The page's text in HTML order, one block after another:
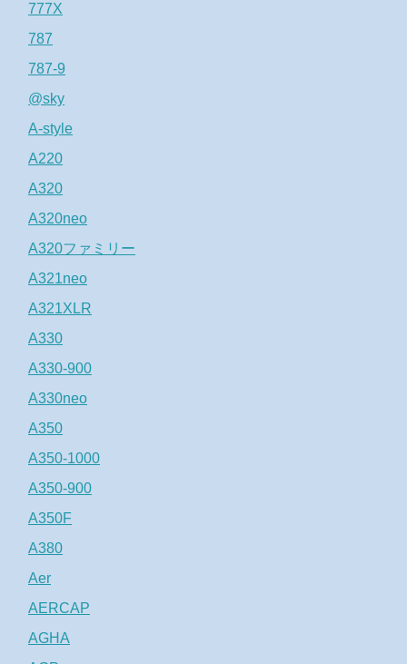
777X
787
787-9
@sky
A-style
A220
A320
A320neo
A320ファミリー
A321neo
A321XLR
A330
A330-900
A330neo
A350
A350-1000
A350-900
A350F
A380
Aer
AERCAP
AGHA